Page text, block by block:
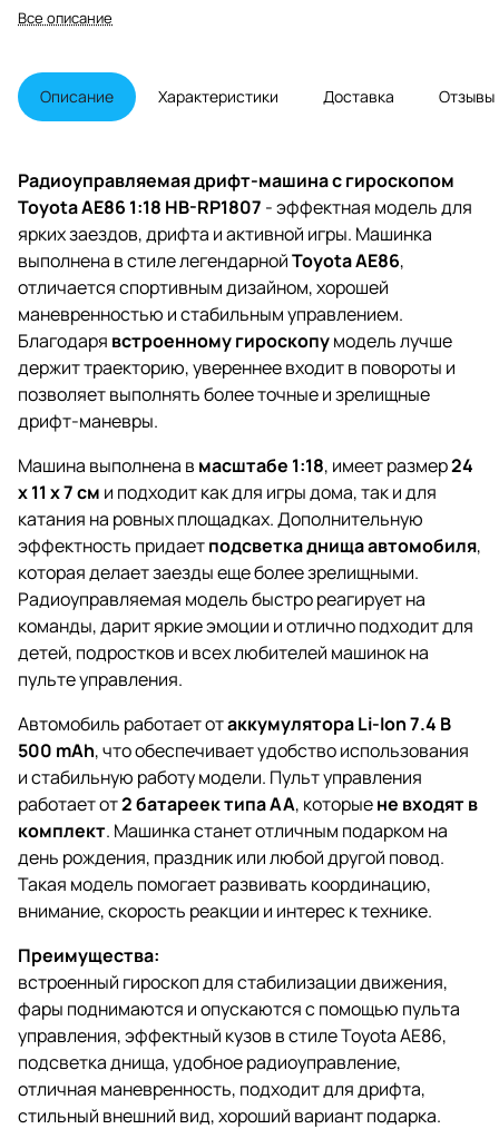
Все описание
Описание Характеристики Доставка Отзывы
Радиоуправляемая дрифт-машина с гироскопом
Toyota AE86 1:18 HB-RP1807 - эффектная модель для
ярких заездов, дрифта и активной игры. Машинка
выполнена в стиле легендарнойToyota AE86,
отличается спортивным дизайном, хорошей
маневренностью и стабильным управлением.
Благодаря встроенному гироскопумодель лучше
держит траекторию, увереннее входит в повороты и
позволяет выполнять более точные и зрелищные
дрифт-маневры.
Машина выполнена в масштабе 1:18, имеет размер24
х 11 х 7 см и подходит как для игры дома, так и для
катания на ровных площадках. Дополнительную
эффектность придаетподсветка днища автомобиля,
которая делает заезды еще более зрелищными.
Радиоуправляемая модель быстро реагирует на
команды, дарит яркие эмоции и отлично подходит для
детей, подростков и всех любителей машинок на
пульте управления.
Автомобиль работает отаккумулятора Li-Ion 7.4 В
500 mAh, что обеспечивает удобство использования
и стабильную работу модели. Пульт управления
работает от2 батареек типа AA, которыене входят в
комплект. Машинка станет отличным подарком на
день рождения, праздник или любой другой повод.
Такая модель помогает развивать координацию,
внимание, скорость реакции и интерес к технике.
Преимущества:
встроенный гироскоп для стабилизации движения,
фары поднимаются и опускаются с помощью пульта
управления, эффектный кузов в стиле Toyota AE86,
подсветка днища, удобное радиоуправление,
отличная маневренность, подходит для дрифта,
стильный внешний вид, хороший вариант подарка.